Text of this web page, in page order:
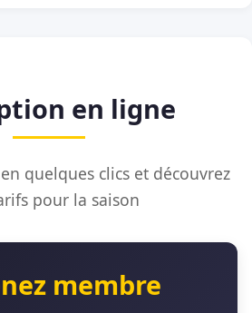
en ligne
quelques clics et découvrez
pour la saison
membre